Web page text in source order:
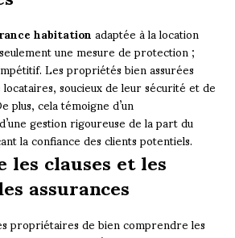
habitationadaptée à la location
une mesure de protection ;
Les propriétés bien assurées
soucieux de leur sécurité et de
plus, cela témoigne d’un
gestion rigoureuse de la part du
la confiance des clients potentiels.
clauses et les
assurances
propriétaires de bien comprendre les